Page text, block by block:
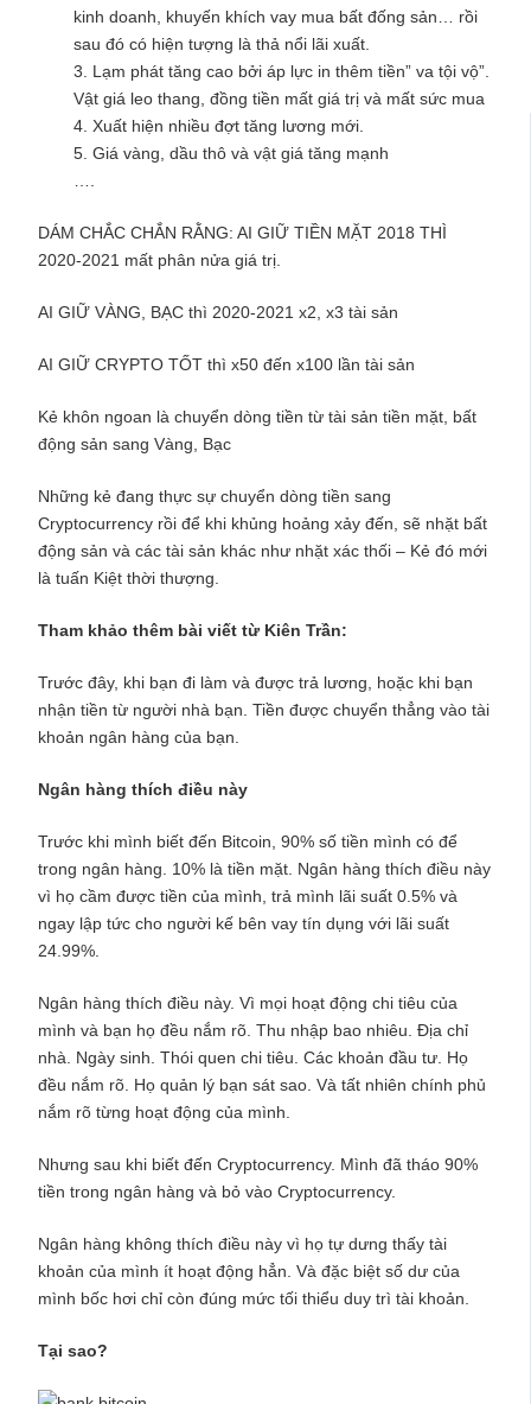
kinh doanh, khuyến khích vay mua bất đống sản… rồi
sau đó có hiện tượng là thả nổi lãi xuất.
3. Lạm phát tăng cao bởi áp lực in thêm tiền” va tội vộ”.
Vật giá leo thang, đồng tiền mất giá trị và mất sức mua
4. Xuất hiện nhiều đợt tăng lương mới.
5. Giá vàng, dầu thô và vật giá tăng mạnh
DÁM CHẮC CHẮN RẰNG: AI GIỮ TIỀN MẶT 2018 THÌ
2020-2021 mất phân nửa giá trị.
AI GIỮ VÀNG, BẠC thì 2020-2021 x2, x3 tài sản
AI GIỮ CRYPTO TỐT thì x50 đến x100 lần tài sản
Kẻ khôn ngoan là chuyển dòng tiền từ tài sản tiền mặt, bất
động sản sang Vàng, Bạc
Những kẻ đang thực sự chuyển dòng tiền sang
Cryptocurrency rồi để khi khủng hoảng xảy đến, sẽ nhặt bất
động sản và các tài sản khác như nhặt xác thối – Kẻ đó mới
là tuấn Kiệt thời thượng.
Tham khảo thêm bài viết từ Kiên Trần:
Trước đây, khi bạn đi làm và được trả lương, hoặc khi bạn
nhận tiền từ người nhà bạn. Tiền được chuyển thẳng vào tài
khoản ngân hàng của bạn.
Ngân hàng thích điều này
Trước khi mình biết đến Bitcoin, 90% số tiền mình có để
trong ngân hàng. 10% là tiền mặt. Ngân hàng thích điều này
vì họ cầm được tiền của mình, trả mình lãi suất 0.5% và
ngay lập tức cho người kế bên vay tín dụng với lãi suất
24.99%.
Ngân hàng thích điều này. Vì mọi hoạt động chi tiêu của
mình và bạn họ đều nắm rõ. Thu nhập bao nhiêu. Địa chỉ
nhà. Ngày sinh. Thói quen chi tiêu. Các khoản đầu tư. Họ
đều nắm rõ. Họ quản lý bạn sát sao. Và tất nhiên chính phủ
nắm rõ từng hoạt động của mình.
Nhưng sau khi biết đến Cryptocurrency. Mình đã tháo 90%
tiền trong ngân hàng và bỏ vào Cryptocurrency.
Ngân hàng không thích điều này vì họ tự dưng thấy tài
khoản của mình ít hoạt động hẳn. Và đặc biệt số dư của
mình bốc hơi chỉ còn đúng mức tối thiểu duy trì tài khoản.
Tại sao?